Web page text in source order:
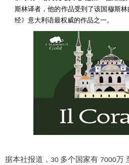
斯林译者，他的作品受到了该国穆斯
经》意大利语最权威的作品之一。
据本社报道 ， 30 多个国家有 7000万